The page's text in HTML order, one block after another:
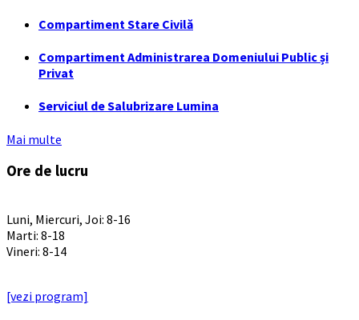
Compartiment Stare Civilă
Compartiment Administrarea Domeniului Public și
Privat
Serviciul de Salubrizare Lumina
Mai multe
Ore de lucru
Luni, Miercuri, Joi: 8-16
Marti: 8-18
Vineri: 8-14
[vezi program]